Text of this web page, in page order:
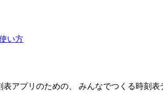
い方
アプリのための、 みんなでつくる時刻表